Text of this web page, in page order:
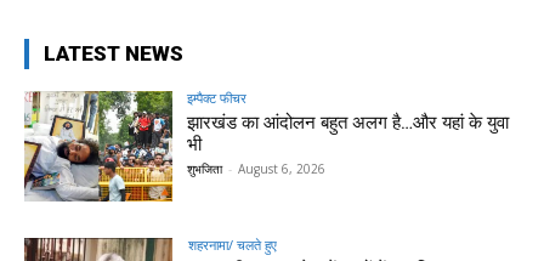
LATEST NEWS
इम्पैक्ट फीचर
झारखंड का आंदोलन बहुत अलग है…और यहां के युवा
भी
शुभजिता - August 6, 2026
शहरनामा/ चलते हुए